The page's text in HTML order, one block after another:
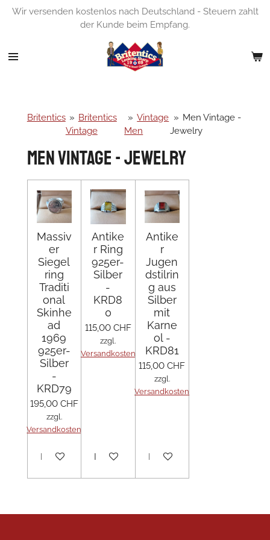
Zum
Wir versenden kostenlos nach Deutschland - Steuern zahlt
der Kunde beim Empfang.
Britentics » Britentics
Vintage
» Vintage
Men
» Men Vintage -
Jewelry
Men Vintage - Jewelry
Massiv
er
Siegel
ring
Traditi
onal
Skinhe
ad
1969
925er-
Silber
-
KRD79
195,00 CHF
zzgl.
Versandkosten
In den Warenkorb
Antike
r Ring
925er-
Silber
-
KRD8
0
115,00 CHF
zzgl.
Versandkosten
In den Warenkorb
Antike
r
Jugen
dstilrin
g aus
Silber
mit
Karne
ol -
KRD81
115,00 CHF
zzgl.
Versandkosten
In den Warenkorb